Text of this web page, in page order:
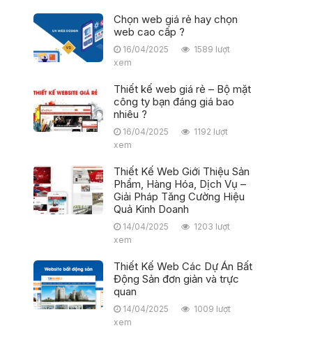
Chọn web giá rẻ hay chọn
web cao cấp ?
16/04/2025
1589 lượt
xem
Thiết kế web giá rẻ – Bộ mặt
công ty bạn đáng giá bao
nhiêu ?
16/04/2025
1192 lượt
xem
Thiết Kế Web Giới Thiệu Sản
Phẩm, Hàng Hóa, Dịch Vụ –
Giải Pháp Tăng Cường Hiệu
Quả Kinh Doanh
14/04/2025
1203 lượt
xem
Thiết Kế Web Các Dự Án Bất
Động Sản đơn giản và trực
quan
14/04/2025
1009 lượt
xem